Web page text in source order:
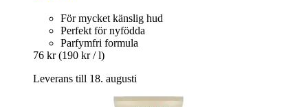
För mycket känslig hud
Perfekt för nyfödda
Parfymfri formula
76 kr (190 kr / l)
Leverans till 18. augusti